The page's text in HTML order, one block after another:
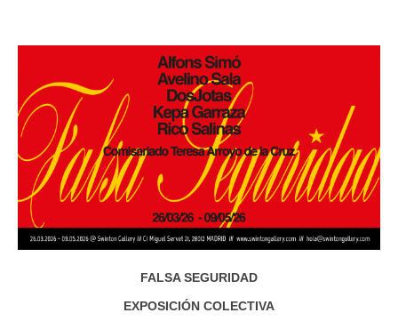
FALSA SEGURIDAD
EXPOSICIÓN COLECTIVA